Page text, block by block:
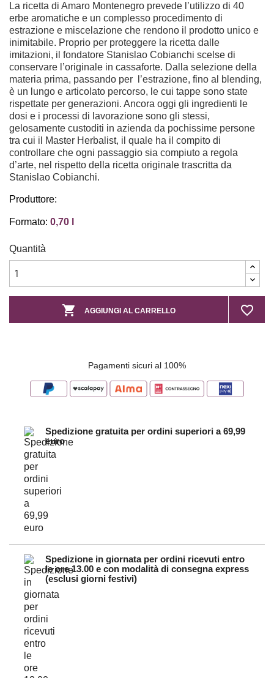
La ricetta di Amaro Montenegro prevede l’utilizzo di 40
erbe aromatiche e un complesso procedimento di
estrazione e miscelazione che rendono il prodotto unico e
inimitabile. Proprio per proteggere la ricetta dalle
imitazioni, il fondatore Stanislao Cobianchi scelse di
conservare l’originale in cassaforte. Dalla selezione della
materia prima, passando per l’estrazione, fino al blending,
è un lungo e articolato percorso, le cui tappe sono state
rispettate per generazioni. Ancora oggi gli ingredienti le
dosi e i processi di lavorazione sono gli stessi,
gelosamente custoditi in azienda da pochissime persone
tra cui il Master Herbalist, il quale ha il compito di
controllare che ogni passaggio sia compiuto a regola
d’arte, nel rispetto della ricetta originale trascritta da
Stanislao Cobianchi.
Produttore:
Formato: 0,70 l
Quantità
 AGGIUNGI AL CARRELLO favorite_border
Pagamenti sicuri al 100%
Spedizione gratuita per ordini superiori a 69,99
euro
Spedizione in giornata per ordini ricevuti entro
le ore 13.00 e con modalità di consegna express
(esclusi giorni festivi)